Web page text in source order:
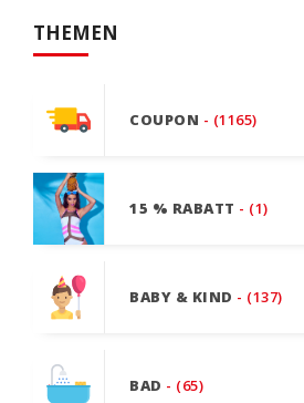
THEMEN
COUPON - (1165)
15 % RABATT - (1)
BABY & KIND - (137)
BAD - (65)